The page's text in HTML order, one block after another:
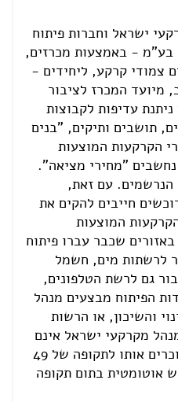
ישראל וחברות פיתוח
בע"מ - באמצעות מכרזים,
צמודי קרקע, ליחידים -
מיועד המכרז לציבור
עדיפות לקבוצות
תושבים ותיקים, "בנים
הקרקעות המוצעות
"מחירי מציאה".
הנרשמים. עם זאת,
חייבים להקים את
המוצעות
שכבר עברו פיתוח
לרשתות מים, חשמל
גם לרשת הטלפונים,
הפיתוח מבצעים מנהל
והשיכון, או הרשות
מקרקעי ישראל אינם
רוכשים את המגרש, אלא חוכרים אותו לתקופה של 49
אוטומטית בתום תקופה